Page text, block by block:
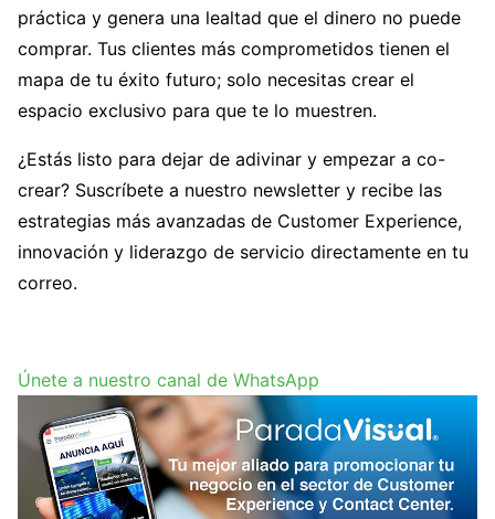
práctica y genera una lealtad que el dinero no puede
comprar. Tus clientes más comprometidos tienen el
mapa de tu éxito futuro; solo necesitas crear el
espacio exclusivo para que te lo muestren.
¿Estás listo para dejar de adivinar y empezar a co-
crear? Suscríbete a nuestro newsletter y recibe las
estrategias más avanzadas de Customer Experience,
innovación y liderazgo de servicio directamente en tu
correo.
Únete a nuestro canal de WhatsApp